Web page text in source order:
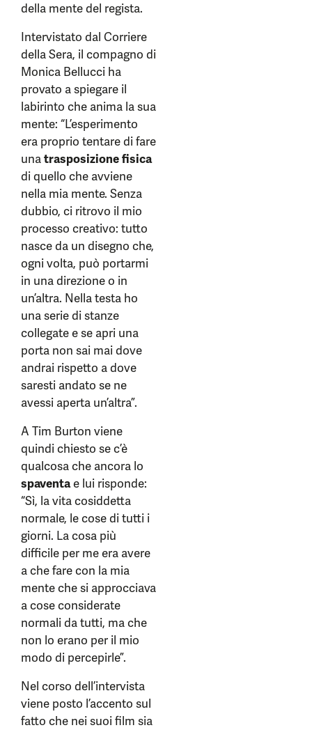
della mente del regista.
Intervistato dal Corriere
della Sera, il compagno di
Monica Bellucci ha
provato a spiegare il
labirinto che anima la sua
mente: “L’esperimento
era proprio tentare di fare
unatrasposizione fisica
di quello che avviene
nella mia mente. Senza
dubbio, ci ritrovo il mio
processo creativo: tutto
nasce da un disegno che,
ogni volta, può portarmi
in una direzione o in
un’altra. Nella testa ho
una serie di stanze
collegate e se apri una
porta non sai mai dove
andrai rispetto a dove
saresti andato se ne
avessi aperta un’altra”.
A Tim Burton viene
quindi chiesto se c’è
qualcosa che ancora lo
spaventae lui risponde:
“Sì, la vita cosiddetta
normale, le cose di tutti i
giorni. La cosa più
difficile per me era avere
a che fare con la mia
mente che si approcciava
a cose considerate
normali da tutti, ma che
non lo erano per il mio
modo di percepirle”.
Nel corso dell’intervista
viene posto l’accento sul
fatto che nei suoi film sia